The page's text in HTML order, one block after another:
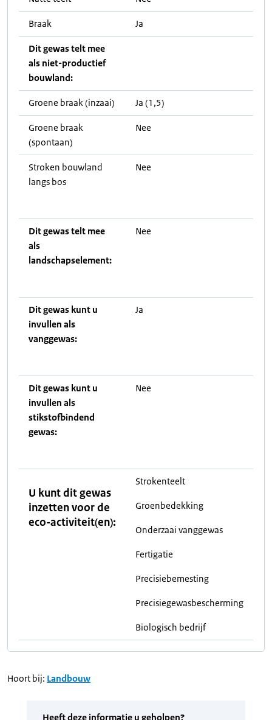
Braak Ja
Dit gewas telt mee
als niet-productief
bouwland:
Groene braak (inzaai) Ja (1,5)
Groene braak
(spontaan)
Nee
Stroken bouwland
langs bos
Nee
Dit gewas telt mee
als
landschapselement:
Nee
Dit gewas kunt u
invullen als
vanggewas:
Ja
Dit gewas kunt u
invullen als
stikstofbindend
gewas:
Nee
U kunt dit gewas
inzetten voor de
eco-activiteit(en):
Strokenteelt
Groenbedekking
Onderzaai vanggewas
Fertigatie
Precisiebemesting
Precisiegewasbescherming
Biologisch bedrijf
Hoort bij: Landbouw